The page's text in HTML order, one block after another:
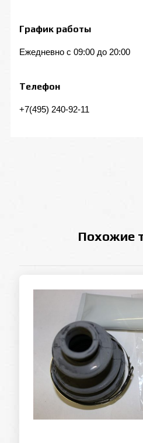
График работы
Ежедневно с 09:00 до 20:00
Телефон
+7(495) 240-92-11
Похожие